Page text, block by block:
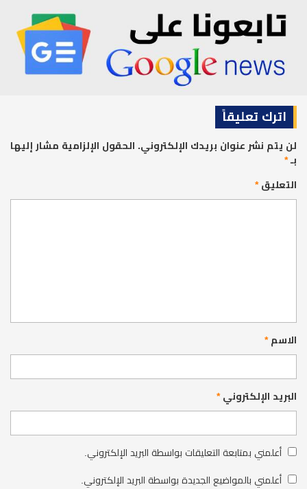
اترك تعليقاً
لن يتم نشر عنوان بريدك الإلكتروني. الحقول الإلزامية مشار إليها
بـ*
التعليق*
الاسم*
البريد الإلكتروني*
أعلمني بمتابعة التعليقات بواسطة البريد الإلكتروني.
أعلمني بالمواضيع الجديدة بواسطة البريد الإلكتروني.